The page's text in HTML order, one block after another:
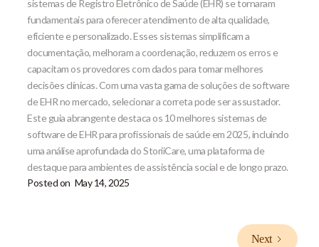
sistemas de Registro Eletrônico de Saúde (EHR) se tornaram
fundamentais para oferecer atendimento de alta qualidade,
eficiente e personalizado. Esses sistemas simplificam a
documentação, melhoram a coordenação, reduzem os erros e
capacitam os provedores com dados para tomar melhores
decisões clínicas. Com uma vasta gama de soluções de software
de EHR no mercado, selecionar a correta pode ser assustador.
Este guia abrangente destaca os 10 melhores sistemas de
software de EHR para profissionais de saúde em 2025, incluindo
uma análise aprofundada do StoriiCare, uma plataforma de
destaque para ambientes de assistência social e de longo prazo.
Posted on May 14, 2025
Next